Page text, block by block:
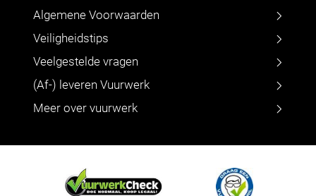
Algemene Voorwaarden
Veiligheidstips
Veelgestelde vragen
(Af-) leveren Vuurwerk
Meer over vuurwerk